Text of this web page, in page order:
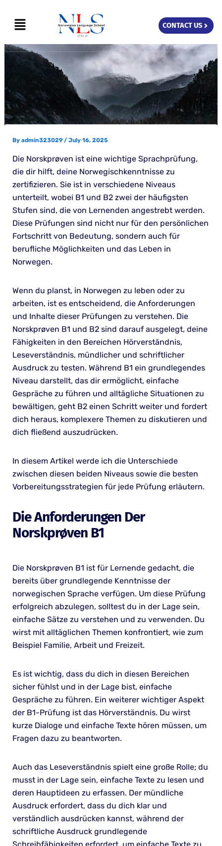
content
Menu CONTACT US
By admin323029 / July 16, 2025
Die Norskprøven ist eine wichtige Sprachprüfung,
die dir hilft, deine Norwegischkenntnisse zu
zertifizieren. Sie ist in verschiedene Niveaus
unterteilt, wobei B1 und B2 zwei der häufigsten
Stufen sind, die von Lernenden angestrebt werden.
Diese Prüfungen sind nicht nur für den persönlichen
Fortschritt von Bedeutung, sondern auch für
berufliche Möglichkeiten und das Leben in
Norwegen.
Wenn du planst, in Norwegen zu leben oder zu
arbeiten, ist es entscheidend, die Anforderungen
und Inhalte dieser Prüfungen zu verstehen. Die
Norskprøven B1 und B2 sind darauf ausgelegt, deine
Fähigkeiten in den Bereichen Hörverständnis,
Leseverständnis, mündlicher und schriftlicher
Ausdruck zu testen. Während B1 ein grundlegendes
Niveau darstellt, das dir ermöglicht, einfache
Gespräche zu führen und alltägliche Situationen zu
bewältigen, geht B2 einen Schritt weiter und fordert
dich heraus, komplexere Themen zu diskutieren und
dich fließend auszudrücken.
In diesem Artikel werde ich die Unterschiede
zwischen diesen beiden Niveaus sowie die besten
Vorbereitungsstrategien für jede Prüfung erläutern.
Die Anforderungen Der
Norskprøven B1
Die Norskprøven B1 ist für Lernende gedacht, die
bereits über grundlegende Kenntnisse der
norwegischen Sprache verfügen. Um diese Prüfung
erfolgreich abzulegen, solltest du in der Lage sein,
einfache Sätze zu verstehen und zu verwenden. Du
wirst mit alltäglichen Themen konfrontiert, wie zum
Beispiel Familie, Arbeit und Freizeit.
Es ist wichtig, dass du dich in diesen Bereichen
sicher fühlst und in der Lage bist, einfache
Gespräche zu führen. Ein weiterer wichtiger Aspekt
der B1-Prüfung ist das Hörverständnis. Du wirst
kurze Dialoge und einfache Texte hören müssen, um
Fragen dazu zu beantworten.
Auch das Leseverständnis spielt eine große Rolle; du
musst in der Lage sein, einfache Texte zu lesen und
deren Hauptideen zu erfassen. Der mündliche
Ausdruck erfordert, dass du dich klar und
verständlich ausdrücken kannst, während der
schriftliche Ausdruck grundlegende